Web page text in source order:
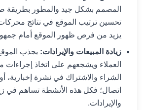
المصمم بشكل جيد والمطور بطريقة
تحسين ترتيب الموقع في نتائج
يزيد من فرص ظهور الموقع أمام
زيادة المبيعات والإيرادات: يجذب
العملاء ويشجعهم على اتخاذ إجراءات
الشراء والاشتراك في نشرة إخبارية،
اتصال؛ فكل هذه الأنشطة تساهم في
والإيرادات.